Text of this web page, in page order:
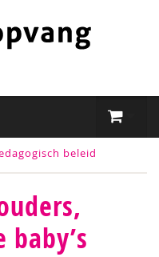
beleid